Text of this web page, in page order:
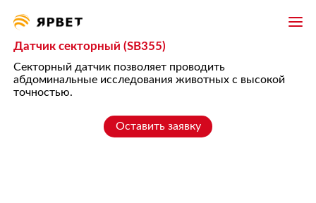
Датчик секторный (SB355)
Секторный датчик позволяет проводить
абдоминальные исследования животных с высокой
точностью.
Оставить заявку